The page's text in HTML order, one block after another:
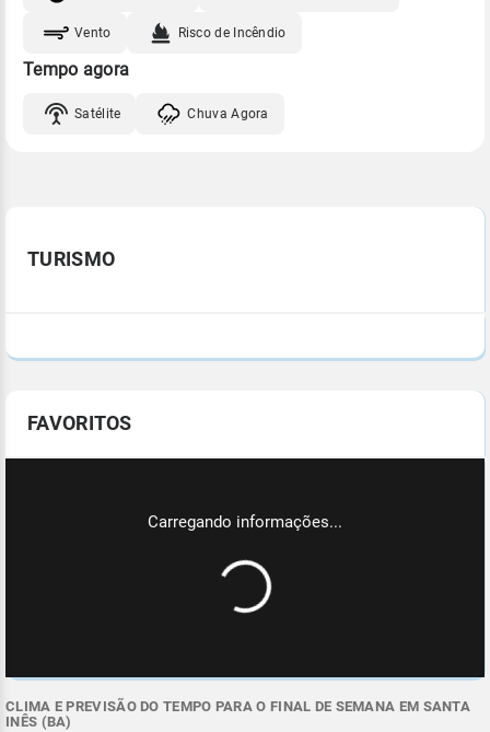
Vento Risco de Incêndio
Tempo agora
Satélite Chuva Agora
TURISMO
FAVORITOS
CLIMA E PREVISÃO DO TEMPO PARA O FINAL DE SEMANA EM SANTA
INÊS (BA)